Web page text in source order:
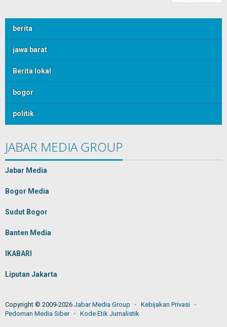
berita
jawa barat
Berita lokal
bogor
politik
JABAR MEDIA GROUP
Jabar Media
Bogor Media
Sudut Bogor
Banten Media
IKABARI
Liputan Jakarta
Copyright © 2009-2026 Jabar Media Group
Kebijakan Privasi
Pedoman Media Siber
Kode Etik Jurnalistik